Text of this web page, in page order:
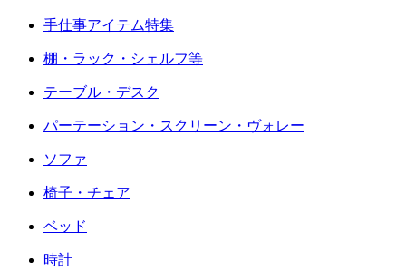
手仕事アイテム特集
棚・ラック・シェルフ等
テーブル・デスク
パーテーション・スクリーン・ヴォレー
ソファ
椅子・チェア
ベッド
時計